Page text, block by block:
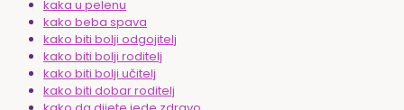
kaka u pelenu
kako beba spava
kako biti bolji odgojitelj
kako biti bolji roditelj
kako biti bolji učitelj
kako biti dobar roditelj